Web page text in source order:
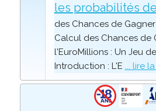
les probabilités
des Chances de
Calcul des Chances de
l'EuroMillions : Un Jeu
Introduction : L'E ... lire